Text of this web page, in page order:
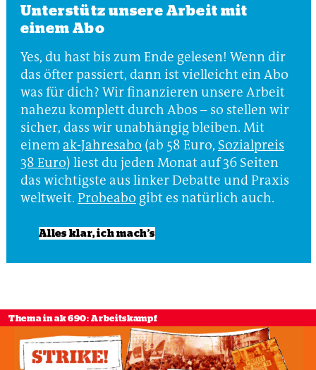
Unterstütz unsere Arbeit mit
einem Abo
Yes, du hast bis zum Ende gelesen! Wenn dir
das öfter passiert, dann ist vielleicht ein Abo
was für dich? Wir finanzieren unsere Arbeit
nahezu komplett durch Abos – so stellen wir
sicher, dass wir unabhängig bleiben. Mit
einemak-Jahresabo (ab 58 Euro, Sozialpreis
38 Euro) liest du jeden Monat auf 36 Seiten
das wichtigste aus linker Debatte und Praxis
weltweit. Probeabo gibt es natürlich auch.
Alles klar, ich mach’s
Thema in ak 690: Arbeitskampf